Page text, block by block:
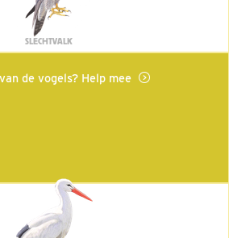
SLECHTVALK
de vogels? Help mee